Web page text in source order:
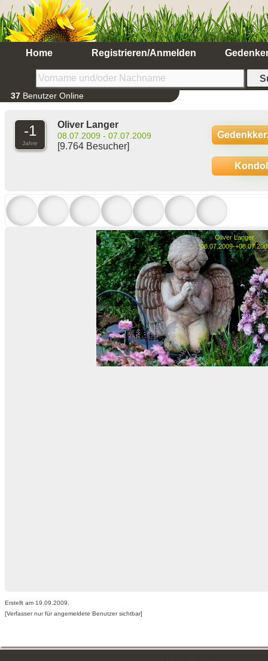
Home Registrieren/Anmelden
37 Benutzer Online
-1
Jahre
Oliver Langer
08.07.2009 - 07.07.2009
[9.764 Besucher]
Oliver Langer
*08.07.2009-
Erstellt am 19.09.2009,
[Verfasser nur für angemeldete Benutzer sichtbar]